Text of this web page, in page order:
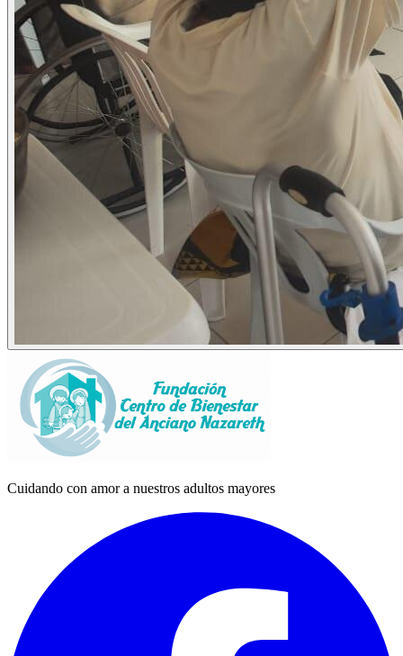
Cuidando con amor a nuestros adultos mayores